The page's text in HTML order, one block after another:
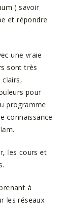
( savoir
et répondre
une vraie
sont très
pour
programme
connaissance
les cours et
à
les réseaux